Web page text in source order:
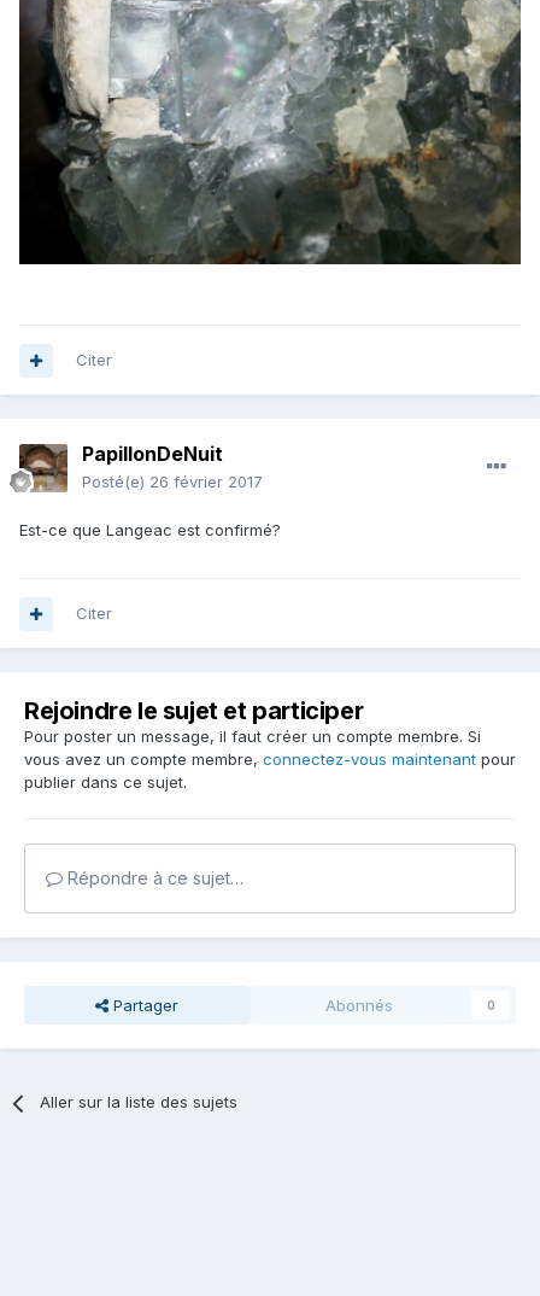
Citer
PapillonDeNuit
Posté(e) 26 février 2017
Est-ce que Langeac est confirmé?
Citer
Rejoindre le sujet et participer
Pour poster un message, il faut créer un compte membre. Si
vous avez un compte membre, connectez-vous maintenant pour
publier dans ce sujet.
Répondre à ce sujet…
Partager Abonnés 0
Aller sur la liste des sujets